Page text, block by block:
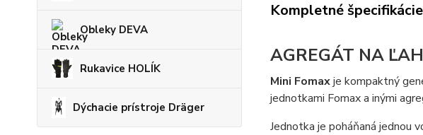
Obleky DEVA
Rukavice HOLÍK
Dýchacie prístroje Dräger
Kompletné špecifikácie
AGREGÁT NA
Mini Fomaxje kompaktný
jednotkami Fomax a inými
Jednotka je poháňaná jednou